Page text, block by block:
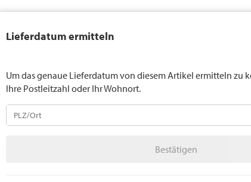
Lieferdatum ermitteln
Um das genaue Lieferdatum von diesem Artikel ermitteln zu
Ihre Postleitzahl oder Ihr Wohnort.
Bestätigen
LANDI verkauft generell keinen Alkohol an Jugendliche unter